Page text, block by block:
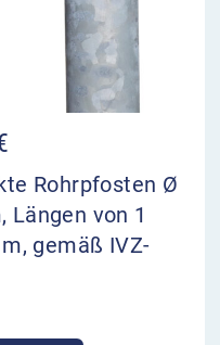
Rohrpfosten Ø
Längen von 1
gemäß IVZ-